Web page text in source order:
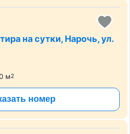
на сутки, Нарочь, ул.
м2
номер